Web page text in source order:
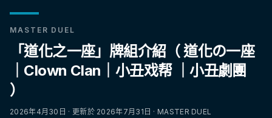
MASTER DUEL
「道化之一座」牌組介紹（ 道化の一座
｜Clown Clan｜小丑戏帮 ｜小丑劇團
）
2026年4月30日 · 更新於 2026年7月31日 · MASTER DUEL